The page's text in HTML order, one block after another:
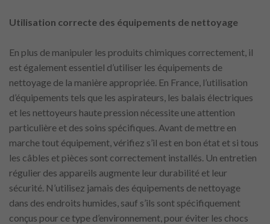
Utilisation correcte des équipements de nettoyage
En plus de manipuler les produits chimiques correctement, il
est également essentiel d’utiliser les équipements de
nettoyage de la manière appropriée. En France, l’utilisation
d’équipements tels que les aspirateurs, les balais électriques
et les nettoyeurs haute pression nécessite une attention
particulière et des soins spécifiques. Avant de mettre en
marche tout équipement, vérifiez s’il est en bon état et si tous
les câbles et pièces sont correctement installés. Un entretien
régulier des appareils augmente leur durabilité et leur
sécurité. N’utilisez jamais des équipements de nettoyage
dans des endroits humides, sauf s’ils sont spécifiquement
conçus pour ce type d’environnement, pour éviter les chocs